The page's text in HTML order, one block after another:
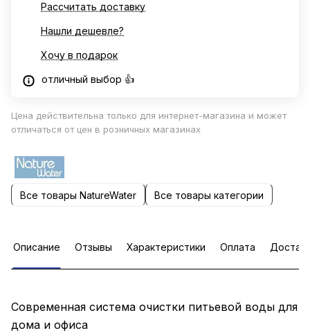
Рассчитать доставку
Нашли дешевле?
Хочу в подарок
отличный выбор 👍
Цена действительна только для интернет-магазина и может
отличаться от цен в розничных магазинах
Все товары NatureWater Все товары категории
Описание Отзывы Характеристики Оплата
Современная система очистки питьевой воды для
дома и офиса